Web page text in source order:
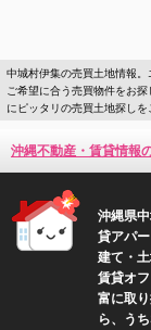
中城村伊集の売買土地情報。
ご希望に合う売買物件をお
にピッタリの売買土地探しを
沖縄不動産・賃貸情報
沖縄県
貸アパ
建て・
賃貸オ
富に取
ら、う